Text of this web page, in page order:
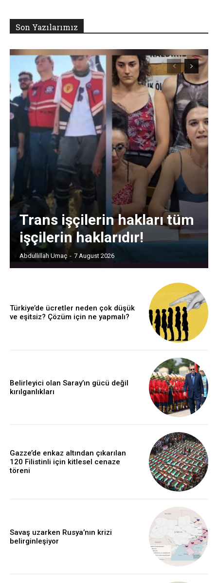
Son Yazılarımız
Trans işçilerin hakları tüm
işçilerin haklarıdır!
Abdullillah Umaç - 7 August 2026
Türkiye’de ücretler neden çok düşük
ve eşitsiz? Çözüm için ne yapmalı?
Belirleyici olan Saray’ın gücü değil
kırılganlıkları
Gazze’de enkaz altından çıkarılan
120 Filistinli için kitlesel cenaze
töreni
Savaş uzarken Rusya’nın krizi
belirginleşiyor